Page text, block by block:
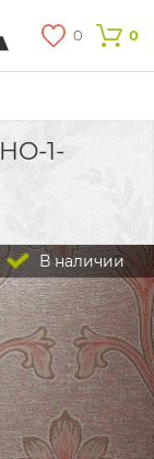
0 0
1-
В наличии